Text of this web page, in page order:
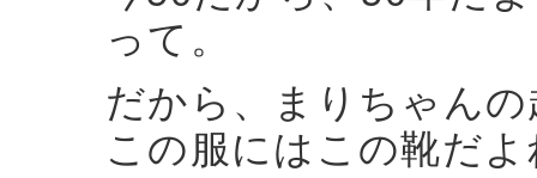
って。
だから、まりちゃん
この服にはこの靴だ